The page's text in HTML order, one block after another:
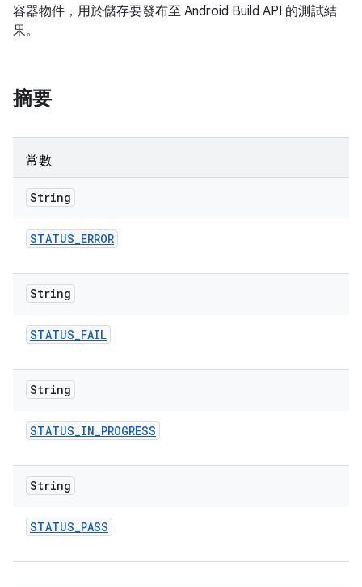
容器物件，用於儲存要發布至 Android Build API 的測試結
果。
摘要
常數
String
STATUS_ERROR
String
STATUS_FAIL
String
STATUS_IN_PROGRESS
String
STATUS_PASS